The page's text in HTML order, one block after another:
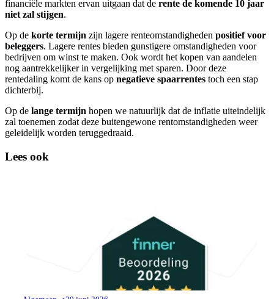
financiële markten ervan uitgaan dat de rente de komende 10 jaar
niet zal stijgen.
Op de korte termijn zijn lagere renteomstandigheden positief voor
beleggers. Lagere rentes bieden gunstigere omstandigheden voor
bedrijven om winst te maken. Ook wordt het kopen van aandelen
nog aantrekkelijker in vergelijking met sparen. Door deze
rentedaling komt de kans op negatieve spaarrentes toch een stap
dichterbij.
Op de lange termijn hopen we natuurlijk dat de inflatie uiteindelijk
zal toenemen zodat deze buitengewone rentomstandigheden weer
geleidelijk worden teruggedraaid.
Lees ook